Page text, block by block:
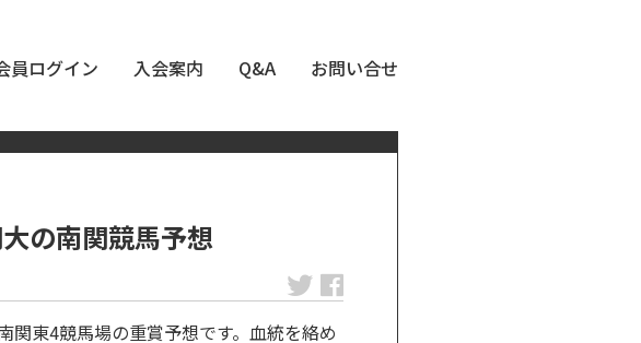
員ログイン 入会案内 Q&A お問い合せ
の南関競馬予想
関東4競馬場の重賞予想です。血統を絡め